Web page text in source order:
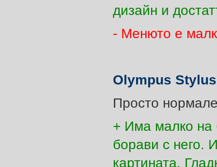
дизайн и
- Менюто е
Olympus
Просто
+ Има малко на
борави с него.
картината.